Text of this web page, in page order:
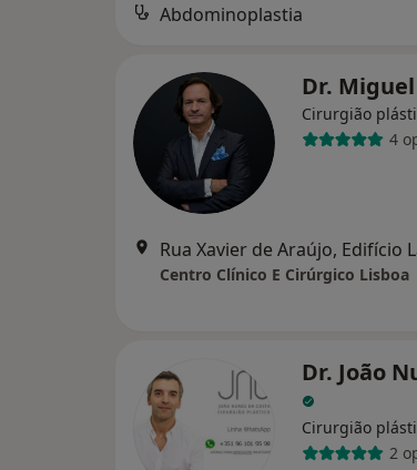
Abdominoplastia
Dr.
Cirurgião
4
Centro Clínico E Cirúrgico Lisboa
Dr. João
Cirurgião
2